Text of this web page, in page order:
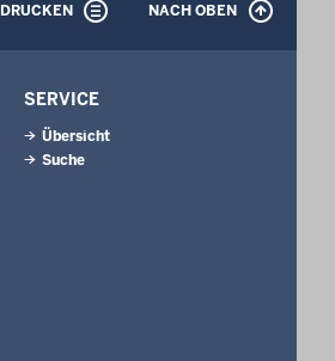
DRUCKEN NACH OBEN
SERVICE
Übersicht
Suche